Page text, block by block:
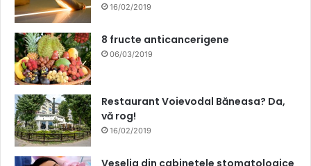
16/02/2019
8 fructe anticancerigene
06/03/2019
Restaurant Voievodal Băneasa? Da,
vă rog!
16/02/2019
Veselia din cabinetele stomatologice